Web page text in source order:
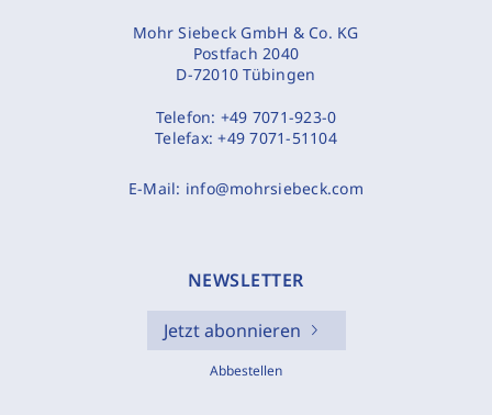
Mohr Siebeck GmbH & Co. KG
Postfach 2040
D-72010 Tübingen
Telefon: +49 7071-923-0
Telefax:+49 7071-51104
E-Mail: info@mohrsiebeck.com
NEWSLETTER
Jetzt abonnieren
Abbestellen